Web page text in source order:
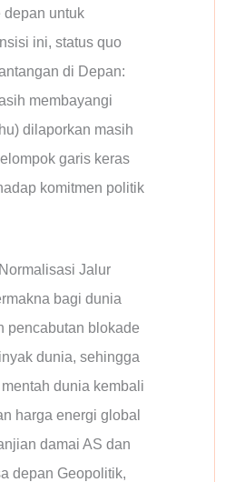
depan untuk
ini, status quo
di Depan:
membayangi
dilaporkan masih
garis keras
komitmen politik
Jalur
bagi dunia
pencabutan blokade
dunia, sehingga
dunia kembali
harga energi global
damai AS dan
depan Geopolitik,